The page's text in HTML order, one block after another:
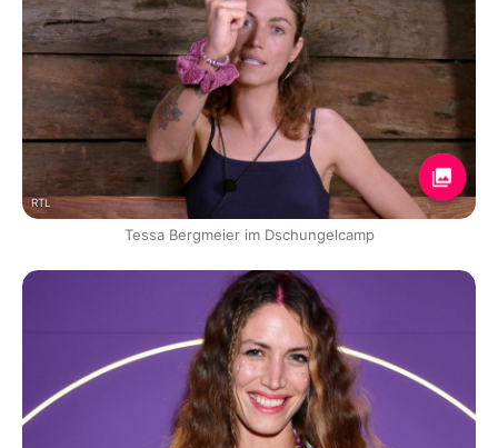
RTL
Tessa Bergmeier im Dschungelcamp